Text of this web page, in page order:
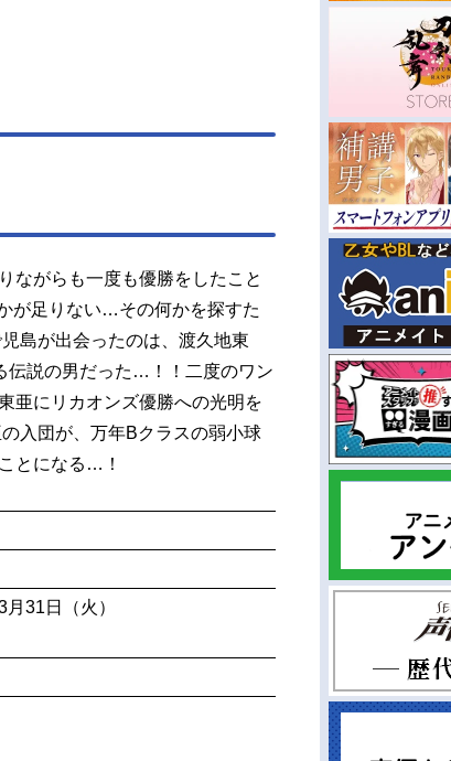
ながらも一度も優勝をしたこと
が足りない…その何かを探すた
島が出会ったのは、渡久地東
伝説の男だった…！！二度のワン
亜にリカオンズ優勝への光明を
入団が、万年Bクラスの弱小球
とになる…！
31日（火）